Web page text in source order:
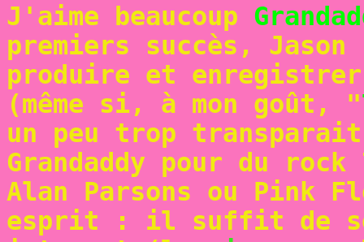
J'aime beaucoup
premiers succès,
produire et enregistrer
(même si, à mon goût, "
un peu trop
Grandaddy pour du
Alan Parsons ou Pink
esprit : il suffit de se